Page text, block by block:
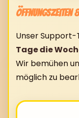
Öffnungszeiten
Unser Support-
Tage die
Wir bemühen
möglich zu